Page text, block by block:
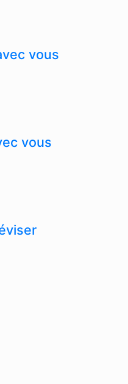
vous
vous